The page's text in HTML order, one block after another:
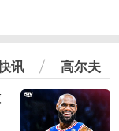
讯 高尔夫